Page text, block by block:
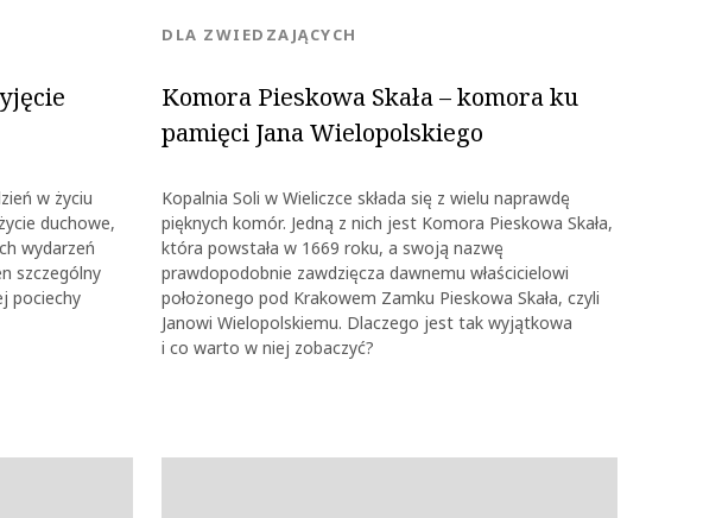
w życiu
duchowe,
wydarzeń
szczególny
pociechy
Komora Pieskowa Skała – komora ku
pamięci Jana Wielopolskiego
KATEGORIA:
DLA ZWIEDZAJĄCYCH
Kopalnia Soli w Wieliczce składa się z wielu naprawdę
pięknych komór. Jedną z nich jest Komora Pieskowa Skała,
która powstała w 1669 roku, a swoją nazwę
prawdopodobnie zawdzięcza dawnemu właścicielowi
położonego pod Krakowem Zamku Pieskowa Skała, czyli
Janowi Wielopolskiemu. Dlaczego jest tak wyjątkowa
i co warto w niej zobaczyć?